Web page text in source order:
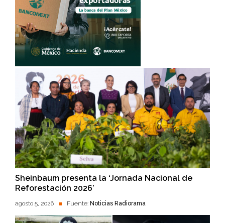
Sheinbaum presenta la ‘Jornada Nacional de
Reforestación 2026’
agosto 5, 2026 Fuente: Noticias Radiorama